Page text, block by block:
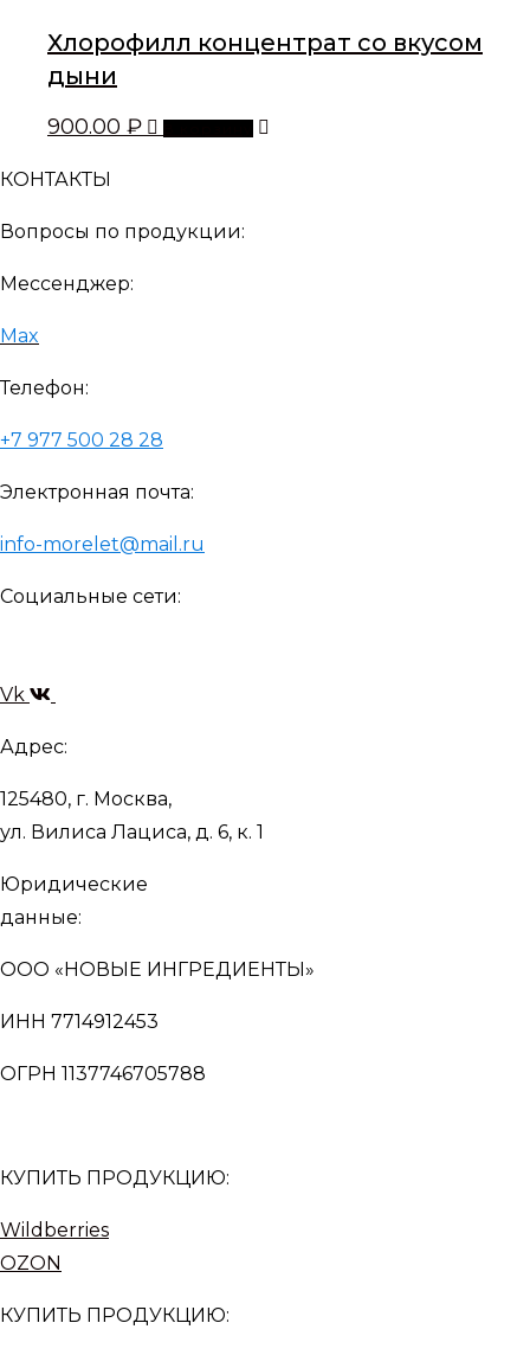
Хлорофилл концентрат со вкусом
дыни
900.00 ₽
КОНТАКТЫ
Вопросы по продукции:
Мессенджер:
Max
Телефон:
+7 977 500 28 28
Электронная почта:
info-morelet@mail.ru
Социальные сети:
Vk
Адрес:
125480, г. Москва,
ул. Вилиса Лациса, д. 6, к. 1
Юридические
данные:
ООО «НОВЫЕ ИНГРЕДИЕНТЫ»
ИНН 7714912453
ОГРН 1137746705788
КУПИТЬ ПРОДУКЦИЮ:
Wildberries
OZON
КУПИТЬ ПРОДУКЦИЮ: